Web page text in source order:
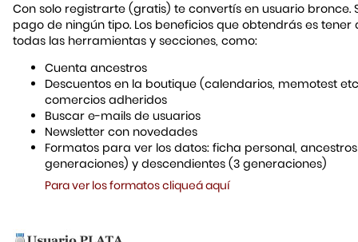
Con solo registrarte (gratis) te convertís en usuario bronce.
pago de ningún tipo. Los beneficios que obtendrás es tener
todas las herramientas y secciones, como:
Cuenta ancestros
Descuentos en la boutique (calendarios, memotest
comercios adheridos
Buscar e-mails de usuarios
Newsletter con novedades
Formatos para ver los datos: ficha personal,
generaciones) y descendientes (3 generaciones)
Para ver los formatos cliqueá aquí